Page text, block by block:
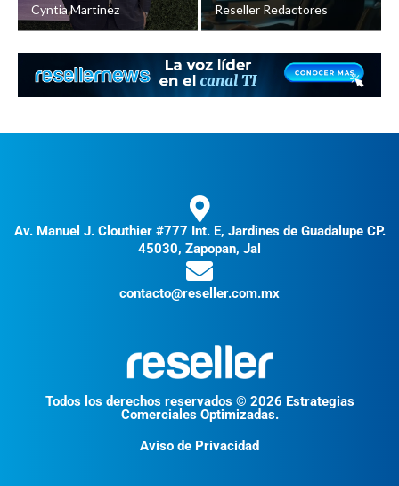
Cyntia Martinez Reseller Redactores
Av. Manuel J. Clouthier #777 Int. E, Jardines de Guadalupe CP.
45030, Zapopan, Jal
contacto@reseller.com.mx
Todos los derechos reservados © 2026 Estrategias
Comerciales Optimizadas.
Aviso de Privacidad